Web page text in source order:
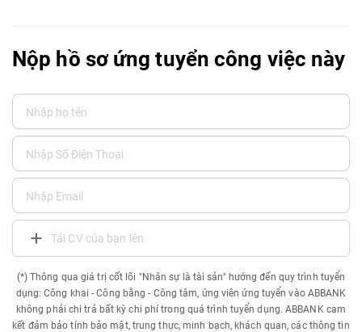
Nộp hồ sơ ứng tuyển công việc này
Tải CV của bạn lên
(*) Thông qua giá trị cốt lõi "Nhân sự là tài sản" hướng đến quy trình tuyển
dụng: Công khai - Công bằng - Công tâm, ứng viên ứng tuyển vào ABBANK
không phải chi trả bất kỳ chi phí trong quá trình tuyển dụng. ABBANK cam
kết đảm bảo tính bảo mật, trung thực, minh bạch, khách quan, các thông tin